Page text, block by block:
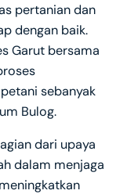
pertanian dan
dengan baik.
Garut bersama
sebanyak
Bulog.
dari upaya
dalam menjaga